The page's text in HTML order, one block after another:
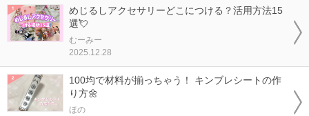
めじるしアクセサリーどこにつける？活用方法15
選💘
むーみー
2025.12.28
100均で材料が揃っちゃう！ キンブレシートの作
り方🌼
ほの